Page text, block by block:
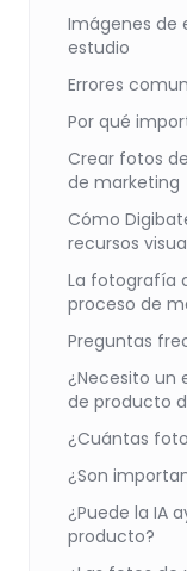
Imágenes de
estudio
Errores
Por qué
Crear fotos
de marketing
Cómo
recursos
La fotografía
proceso de
Preguntas
¿Necesito un
de producto
¿Cuántas
¿Son
¿Puede la IA
producto?